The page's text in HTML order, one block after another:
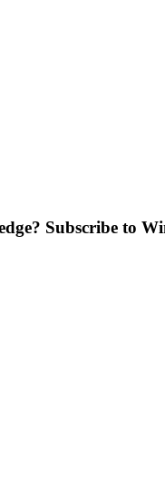
Subscribe to